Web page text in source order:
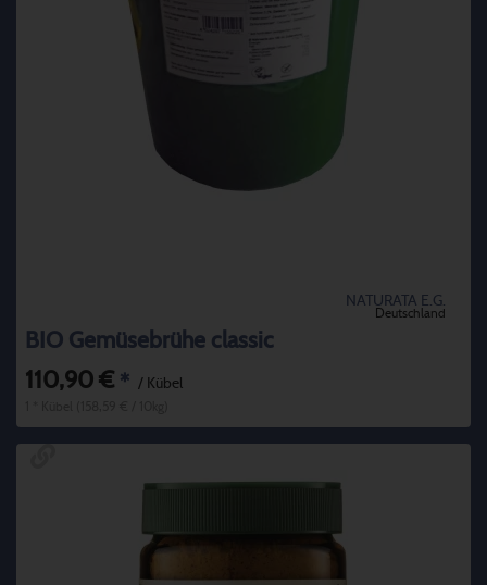
NATURATA E.G.
Deutschland
BIO Gemüsebrühe classic
110,90 € * / Kübel